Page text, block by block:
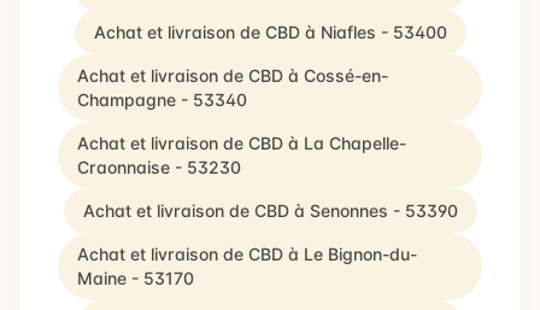
Achat et livraison de CBD à Niafles - 53400
Achat et livraison de CBD à Cossé-en-
Champagne - 53340
Achat et livraison de CBD à La Chapelle-
Craonnaise - 53230
Achat et livraison de CBD à Senonnes - 53390
Achat et livraison de CBD à Le Bignon-du-
Maine - 53170